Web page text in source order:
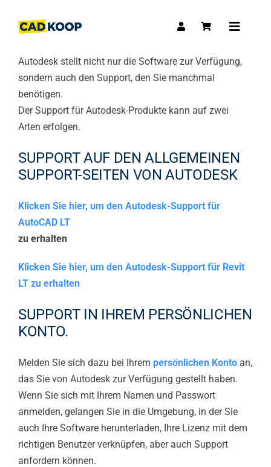
Toggle
Autodesk stellt nicht nur die Software zur Verfügung,
sondern auch den Support, den Sie manchmal
benötigen.
Der Support für Autodesk-Produkte kann auf zwei
Arten erfolgen.
SUPPORT AUF DEN ALLGEMEINEN
SUPPORT-SEITEN VON AUTODESK
Klicken Sie hier, um den Autodesk-Support für
AutoCAD LT
zu erhalten
Klicken Sie hier, um den Autodesk-Support für Revit
LT zu erhalten
SUPPORT IN IHREM PERSÖNLICHEN
KONTO.
Melden Sie sich dazu bei Ihrem persönlichen Konto an,
das Sie von Autodesk zur Verfügung gestellt haben.
Wenn Sie sich mit Ihrem Namen und Passwort
anmelden, gelangen Sie in die Umgebung, in der Sie
auch Ihre Software herunterladen, Ihre Lizenz mit dem
richtigen Benutzer verknüpfen, aber auch Support
anfordern können.